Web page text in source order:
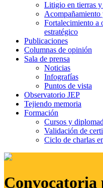
Litigio en tierras
Acompañamiento
Fortalecimiento a
estratégico
Publicaciones
Columnas de opinión
Sala de prensa
Noticias
Infografías
Puntos de vista
Observatorio JEP
Tejiendo memoria
Formación
Cursos y
Validación de
Ciclo de charlas